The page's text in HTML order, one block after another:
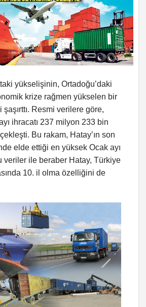
yükselişinin, Ortadoğu’daki
krize rağmen yükselen bir
Resmi verilere göre,
ihracatı 237 milyon 233 bin
Bu rakam, Hatay’ın son
elde ettiği en yüksek Ocak ayı
veriler ile beraber Hatay, Türkiye
10. il olma özelliğini de